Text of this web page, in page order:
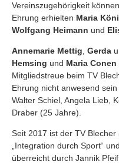
Vereinszugehörigkeit
Ehrung erhielten Maria
Wolfgang Heimann und
Annemarie Mettig Gerda
Hemsing und Maria Conen
Mitgliedstreue beim TV
Ehrung nicht anwesend
Walter Schiel, Angela Lieb,
Draber (25 Jahre).
Seit 2017 ist der TV
„Integration durch Sport“
überreicht durch Jannik